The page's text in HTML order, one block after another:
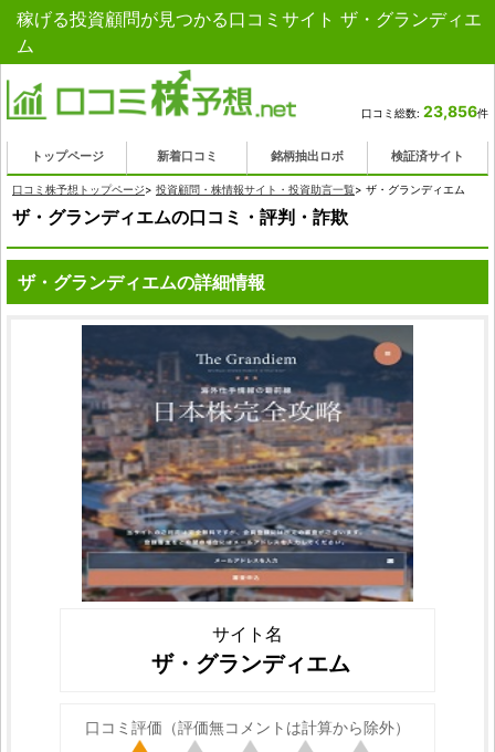
稼げる投資顧問が見つかる口コミサイト ザ・グランディエ
ム
口コミ総数: 23,856件
トップページ 新着口コミ 銘柄抽出ロボ 検証済サイト
口コミ株予想トップページ> 投資顧問・株情報サイト・投資助言一覧> ザ・グランディエム
ザ・グランディエムの口コミ・評判・詐欺
ザ・グランディエムの詳細情報
サイト名
ザ・グランディエム
口コミ評価（評価無コメントは計算から除外）